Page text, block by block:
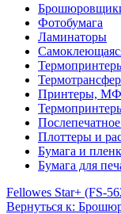
Фотобумага
Ламинаторы
Принтеры,
Плоттеры и
Бумага и
Бумага для
Fellowes Star+ (FS-
Вернуться к: